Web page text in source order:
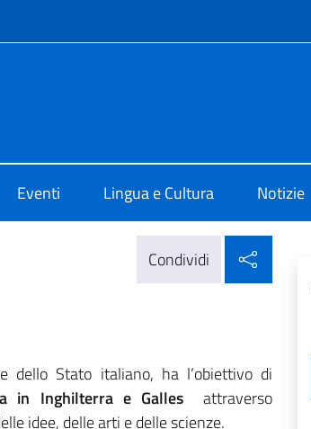
Eventi Lingua e Cultura Notizie
Condividi
dello Stato italiano, ha l’obiettivo di
in Inghilterra e Galles attraverso
idee, delle arti e delle scienze.